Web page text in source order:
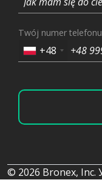
Twój numer telefonu
+48
© 2026 Bronex, Inc.